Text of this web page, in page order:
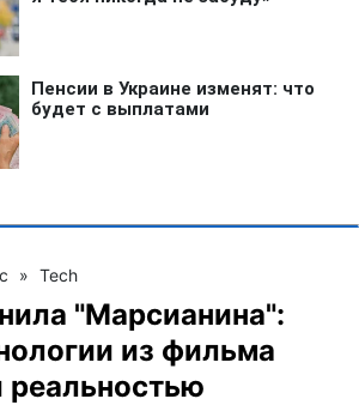
» Tech
"Марсианина":
из фильма
реальностью